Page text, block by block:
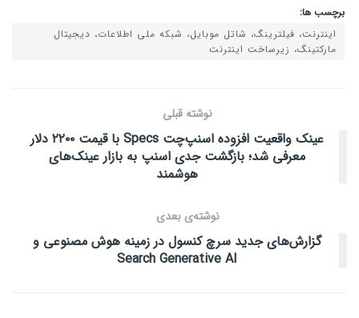
برچسب ها:
اینترنت، فیلترینگ، شاتل موبایل، شبکه ملی اطلاعات، دیجیتال
مارکتینگ، زیرساخت اینترنت
نوشته قبلی
عینک واقعیت افزوده اسنپ‌چت Specs با قیمت ۲۲۰۰ دلار
معرفی شد؛ بازگشت جدی اسنپ به بازار عینک‌های
هوشمند
نوشته‌ی بعدی
گزارش‌های جدید سرچ کنسول در زمینه هوش مصنوعی و
Search Generative AI